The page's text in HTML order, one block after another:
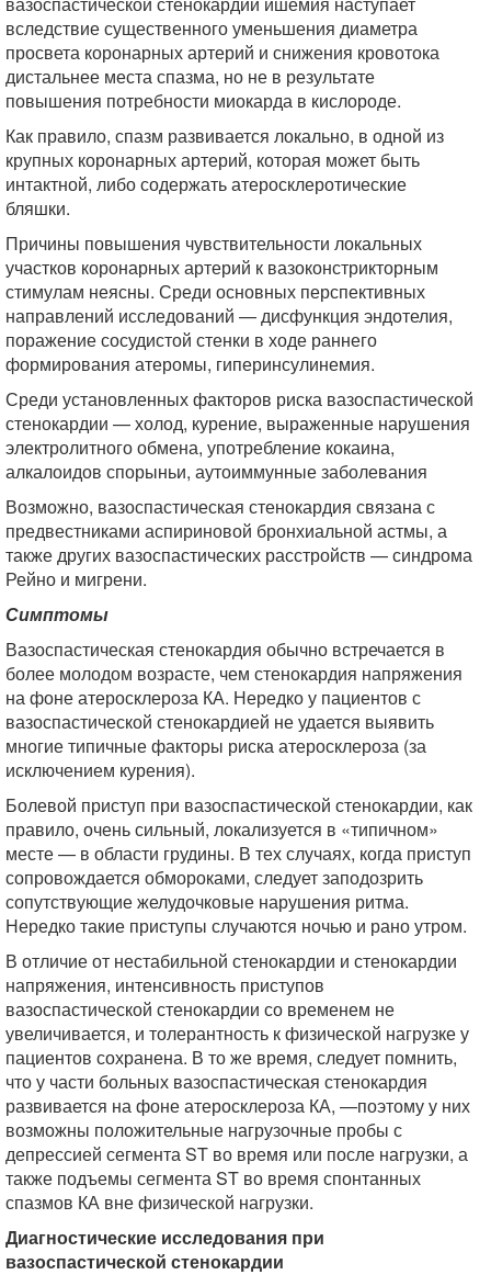
вследствие существенного уменьшения диаметра
просвета коронарных артерий и снижения кровотока
дистальнее места спазма, но не в результате
повышения потребности миокарда в кислороде.
Как правило, спазм развивается локально, в одной из
крупных коронарных артерий, которая может быть
интактной, либо содержать атеросклеротические
бляшки.
Причины повышения чувствительности локальных
участков коронарных артерий к вазоконстрикторным
стимулам неясны. Среди основных перспективных
направлений исследований — дисфункция эндотелия,
поражение сосудистой стенки в ходе раннего
формирования атеромы, гиперинсулинемия.
Среди установленных факторов риска вазоспастической
стенокардии — холод, курение, выраженные нарушения
электролитного обмена, употребление кокаина,
алкалоидов спорыньи, аутоиммунные заболевания
Возможно, вазоспастическая стенокардия связана с
предвестниками аспириновой бронхиальной астмы, а
также других вазоспастических расстройств — синдрома
Рейно и мигрени.
Симптомы
Вазоспастическая стенокардия обычно встречается в
более молодом возрасте, чем стенокардия напряжения
на фоне атеросклероза КА. Нередко у пациентов с
вазоспастической стенокардией не удается выявить
многие типичные факторы риска атеросклероза (за
исключением курения).
Болевой приступ при вазоспастической стенокардии, как
правило, очень сильный, локализуется в «типичном»
месте — в области грудины. В тех случаях, когда приступ
сопровождается обмороками, следует заподозрить
сопутствующие желудочковые нарушения ритма.
Нередко такие приступы случаются ночью и рано утром.
В отличие от нестабильной стенокардии и стенокардии
напряжения, интенсивность приступов
вазоспастической стенокардии со временем не
увеличивается, и толерантность к физической нагрузке у
пациентов сохранена. В то же время, следует помнить,
что у части больных вазоспастическая стенокардия
развивается на фоне атеросклероза КА, —поэтому у них
возможны положительные нагрузочные пробы с
депрессией сегмента ST во время или после нагрузки, а
также подъемы сегмента ST во время спонтанных
спазмов КА вне физической нагрузки.
Диагностические исследования при
вазоспастической стенокардии